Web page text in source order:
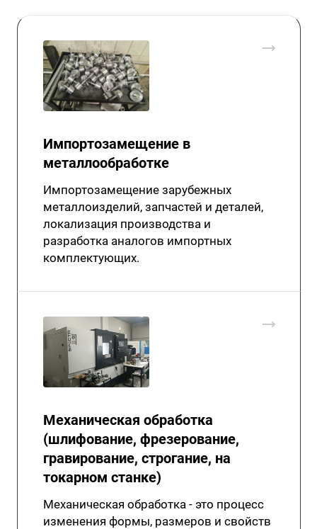
Импортозамещение в
металлообработке
Импортозамещение зарубежных
металлоизделий, запчастей и деталей,
локализация производства и
разработка аналогов импортных
комплектующих.
Механическая обработка
(шлифование, фрезерование,
гравирование, строгание, на
токарном станке)
Механическая обработка - это процесс
изменения формы, размеров и свойств